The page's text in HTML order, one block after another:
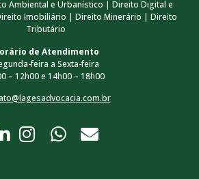
Ambiental e Urbanístico | Direito Digital e
Imobiliário | Direito Minerário | Direito
Tributário
de Atendimento
feira a Sexta-feira
– 12h00 e 14h00 – 18h00